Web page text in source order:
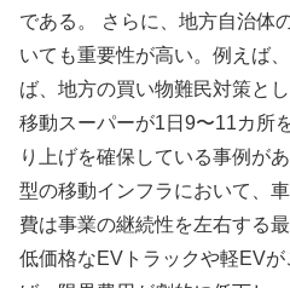
である。 さらに、地方自治体
いても重要性が高い。例えば
ば、地方の買い物難民対策と
移動スーパーが1日9〜11カ所
り上げを確保している事例が
型の移動インフラにおいて、
費は事業の継続性を左右する
低価格なEVトラックや軽EV